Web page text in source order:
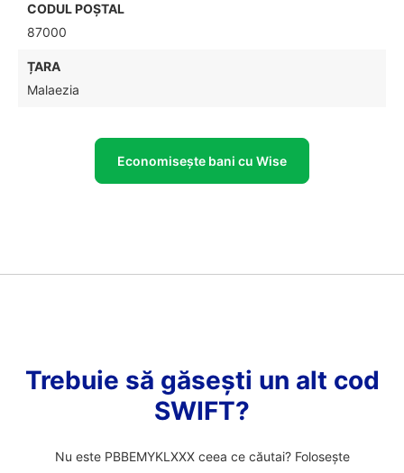
CODUL POŞTAL
87000
ȚARA
Malaezia
Economisește bani cu Wise
Trebuie să găsești un alt cod
SWIFT?
Nu este PBBEMYKLXXX ceea ce căutai? Folosește